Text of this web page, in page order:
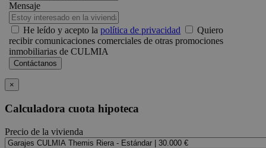
Mensaje
He leído y acepto lapolítica de privacidad
Quiero
recibir comunicaciones comerciales de otras promociones
inmobiliarias de CULMIA
×
Calculadora cuota hipoteca
Precio de la vivienda